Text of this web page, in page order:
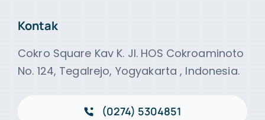
Kontak
Cokro Square Kav K. Jl. HOS Cokroaminoto
No. 124, Tegalrejo, Yogyakarta , Indonesia.
(0274) 5304851